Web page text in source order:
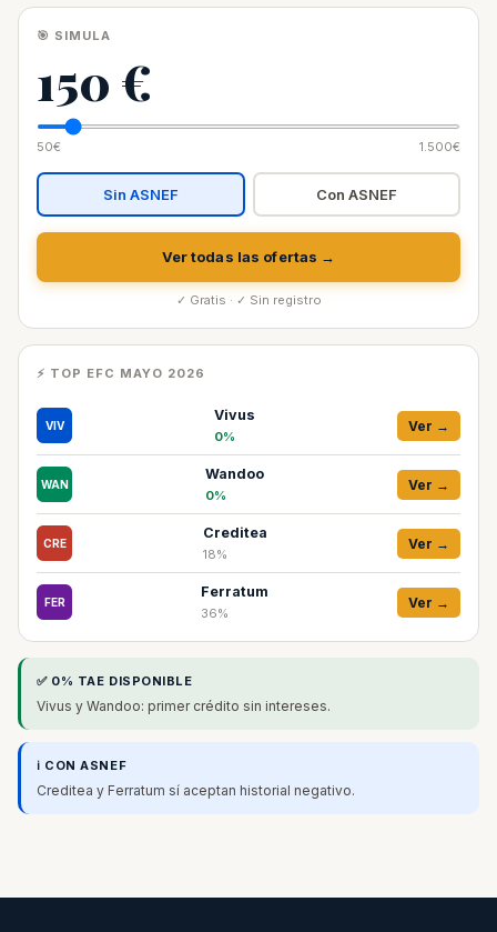
🎯 SIMULA
150 €
50€ 1.500€
Sin ASNEF Con ASNEF
Ver todas las ofertas →
✓ Gratis · ✓ Sin registro
⚡ TOP EFC MAYO 2026
VIV
Vivus
0%
Ver →
WAN
Wandoo
0%
Ver →
CRE
Creditea
18%
Ver →
FER
Ferratum
36%
Ver →
✅ 0% TAE DISPONIBLE
Vivus y Wandoo: primer crédito sin intereses.
ℹ️ CON ASNEF
Creditea y Ferratum sí aceptan historial negativo.